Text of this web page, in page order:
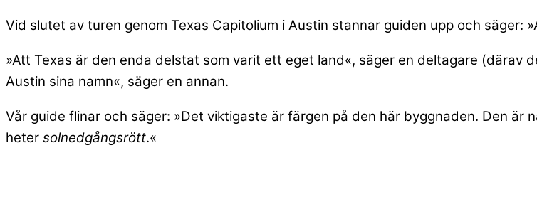
Vid slutet av turen genom Texas Capitolium i Austin stannar guiden upp och säger:
»Att Texas är den enda delstat som varit ett eget land«, säger en deltagare (därav
Austin sina namn«, säger en annan.
Vår guide flinar och säger: »Det viktigaste är färgen på den här byggnaden. Den är
heter solnedgångsrött.«